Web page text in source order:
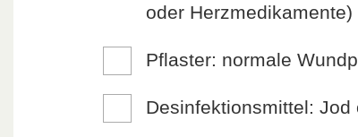
oder Herzmedikamente)
Pflaster: normale
Desinfektionsmittel: Jod